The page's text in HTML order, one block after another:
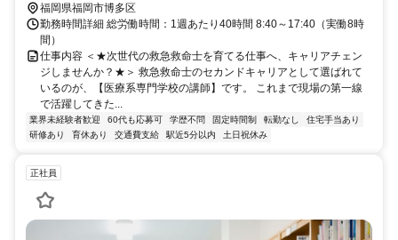
福岡県福岡市博多区
勤務時間詳細 総労働時間：1週あたり40時間 8:40～17:40（実働8時
間）
仕事内容 ＜★次世代の救急救命士を育てる仕事へ、キャリアチェン
ジしませんか？★＞ 救急救命士のセカンドキャリアとして選ばれて
いるのが、【医療系専門学校の講師】です。 これまで現場の第一線
で活躍してきた...
業界未経験者歓迎 60代も応募可 学歴不問 固定時間制 転勤なし
住宅手当あり
研修あり
育休あり 交通費支給 駅近5分以内 土日祝休み
正社員